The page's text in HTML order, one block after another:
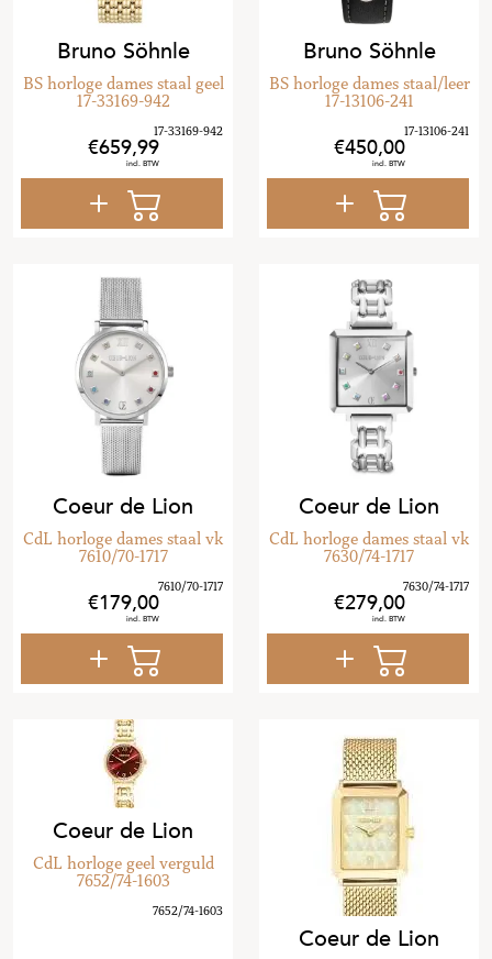
Bruno Söhnle
BS horloge dames staal geel
17-33169-942
659,99
Bruno Söhnle
BS horloge dames staal/leer
17-13106-241
450,00
Coeur de Lion
CdL horloge dames staal vk
7610/70-1717
179,00
Coeur de Lion
CdL horloge dames staal vk
7630/74-1717
279,00
Coeur de Lion
CdL horloge geel verguld
7652/74-1603
Coeur de Lion